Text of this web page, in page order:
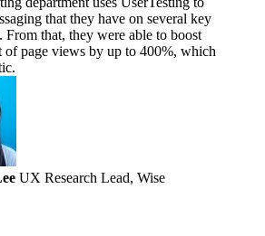
that they have on several key
From that, they were able to boost
of page views by up to 400%, which
UX Research Lead, Wise